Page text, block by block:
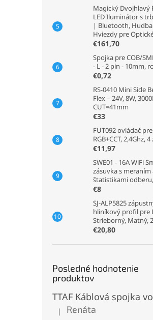
Magický Dvojhlavý
LED Iluminátor s
| Bluetooth,
Hviezdy pre
€161,70
Spojka pre COB/
- L - 2 pin - 10mm,
€0,72
RS-0410 Mini Side
Flex – 24V, 8W,
CUT=41mm
€33
FUT092 ovládač pre
RGB+CCT, 2,4Ghz,
€11,97
SWE01 - 16A WiFi
zásuvka s meraním
štatistikami
€8
SJ-ALP5825
hliníkový profil pre
Strieborný, Matný,
€20,80
Posledné hodnotenie
produktov
Hodnotenie produktu je 5 z 5
| Renáta